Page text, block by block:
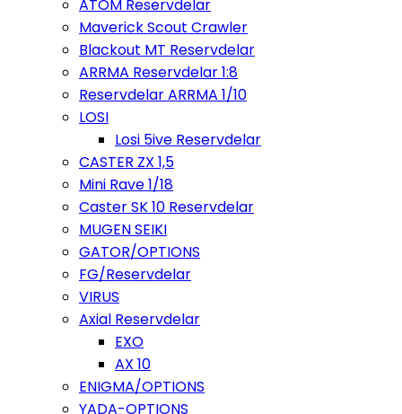
ATOM Reservdelar
Maverick Scout Crawler
Blackout MT Reservdelar
ARRMA Reservdelar 1:8
Reservdelar ARRMA 1/10
LOSI
Losi 5ive Reservdelar
CASTER ZX 1,5
Mini Rave 1/18
Caster SK 10 Reservdelar
MUGEN SEIKI
GATOR/OPTIONS
FG/Reservdelar
VIRUS
Axial Reservdelar
EXO
AX 10
ENIGMA/OPTIONS
YADA-OPTIONS